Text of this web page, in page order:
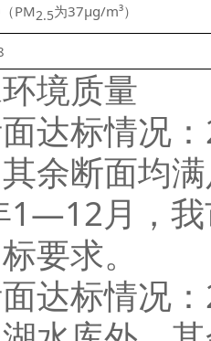
PM2.5为37μg/m³）
境质量
标情况：
余断面均
1—12月，
要求。
标情况：